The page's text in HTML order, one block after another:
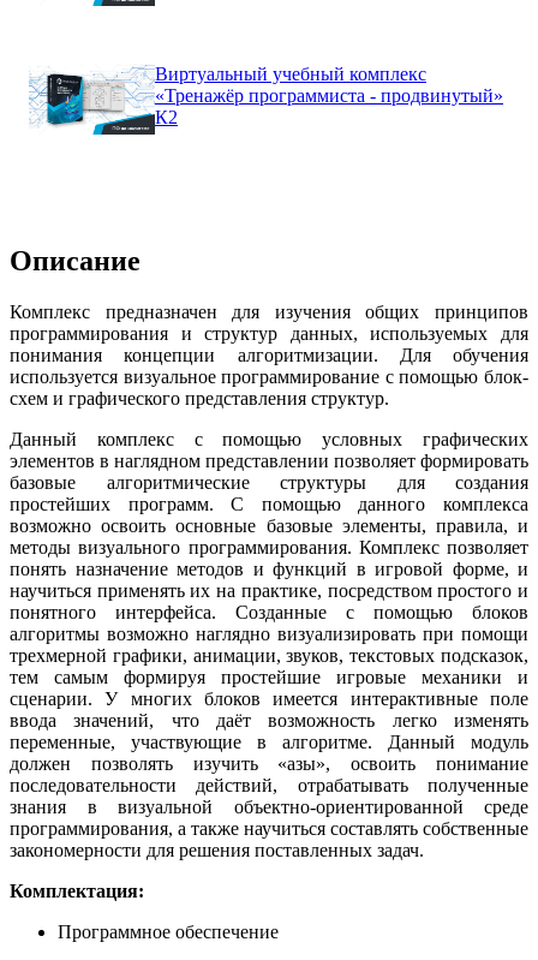
Виртуальный учебный комплекс
«Тренажёр программиста - продвинутый»
К2
Описание
Комплекс предназначен для изучения общих принципов
программирования и структур данных, используемых для
понимания концепции алгоритмизации. Для обучения
используется визуальное программирование с помощью блок-
схем и графического представления структур.
Данный комплекс с помощью условных графических
элементов в наглядном представлении позволяет формировать
базовые алгоритмические структуры для создания
простейших программ. С помощью данного комплекса
возможно освоить основные базовые элементы, правила, и
методы визуального программирования. Комплекс позволяет
понять назначение методов и функций в игровой форме, и
научиться применять их на практике, посредством простого и
понятного интерфейса. Созданные с помощью блоков
алгоритмы возможно наглядно визуализировать при помощи
трехмерной графики, анимации, звуков, текстовых подсказок,
тем самым формируя простейшие игровые механики и
сценарии. У многих блоков имеется интерактивные поле
ввода значений, что даёт возможность легко изменять
переменные, участвующие в алгоритме. Данный модуль
должен позволять изучить «азы», освоить понимание
последовательности действий, отрабатывать полученные
знания в визуальной объектно-ориентированной среде
программирования, а также научиться составлять собственные
закономерности для решения поставленных задач.
Комплектация:
Программное обеспечение